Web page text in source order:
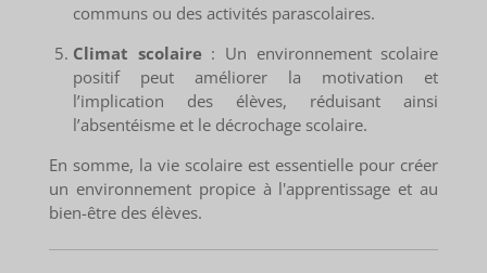
communs ou des activités parascolaires.
Climat scolaire : Un environnement scolaire
positif peut améliorer la motivation et
l’implication des élèves, réduisant ainsi
l’absentéisme et le décrochage scolaire.
En somme, la vie scolaire est essentielle pour créer
un environnement propice à l'apprentissage et au
bien-être des élèves.